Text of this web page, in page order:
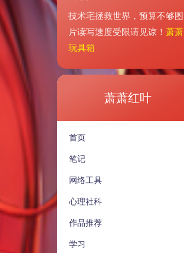
技术宅拯救世界，预算不够图
片读写速度受限请见谅！萧萧
玩具箱
萧萧红叶
首页
笔记
网络工具
心理社科
作品推荐
学习